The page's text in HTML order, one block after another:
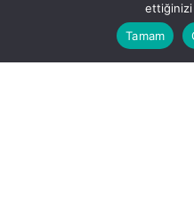
info@erisymm.comettiğinizi
Tamam